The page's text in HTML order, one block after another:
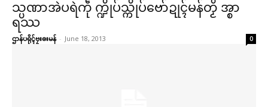
ဗွဳဒဳယဵု
သ္ပဏာအဲပရဲကဵု က္ဍိုပ်သ္ကိုပ်ဗော်ဍုၚ်မန်တၟိ အ္စာ
ရဿ
ဌာန်ပရိုၚ်ဗၠးၜးမန် - June 18, 2013 0